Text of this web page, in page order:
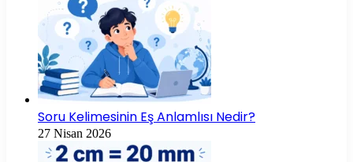
Soru Kelimesinin Eş Anlamlısı Nedir?
27 Nisan 2026